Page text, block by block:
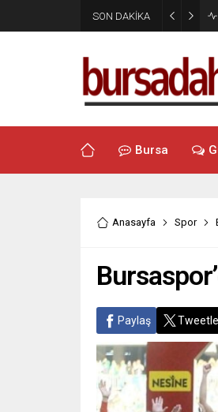
SON DAKİKA
Bursa
Anasayfa Spor
Paylaş Tweetle